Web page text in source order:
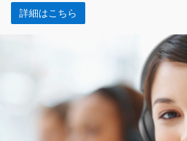
詳細はこちら